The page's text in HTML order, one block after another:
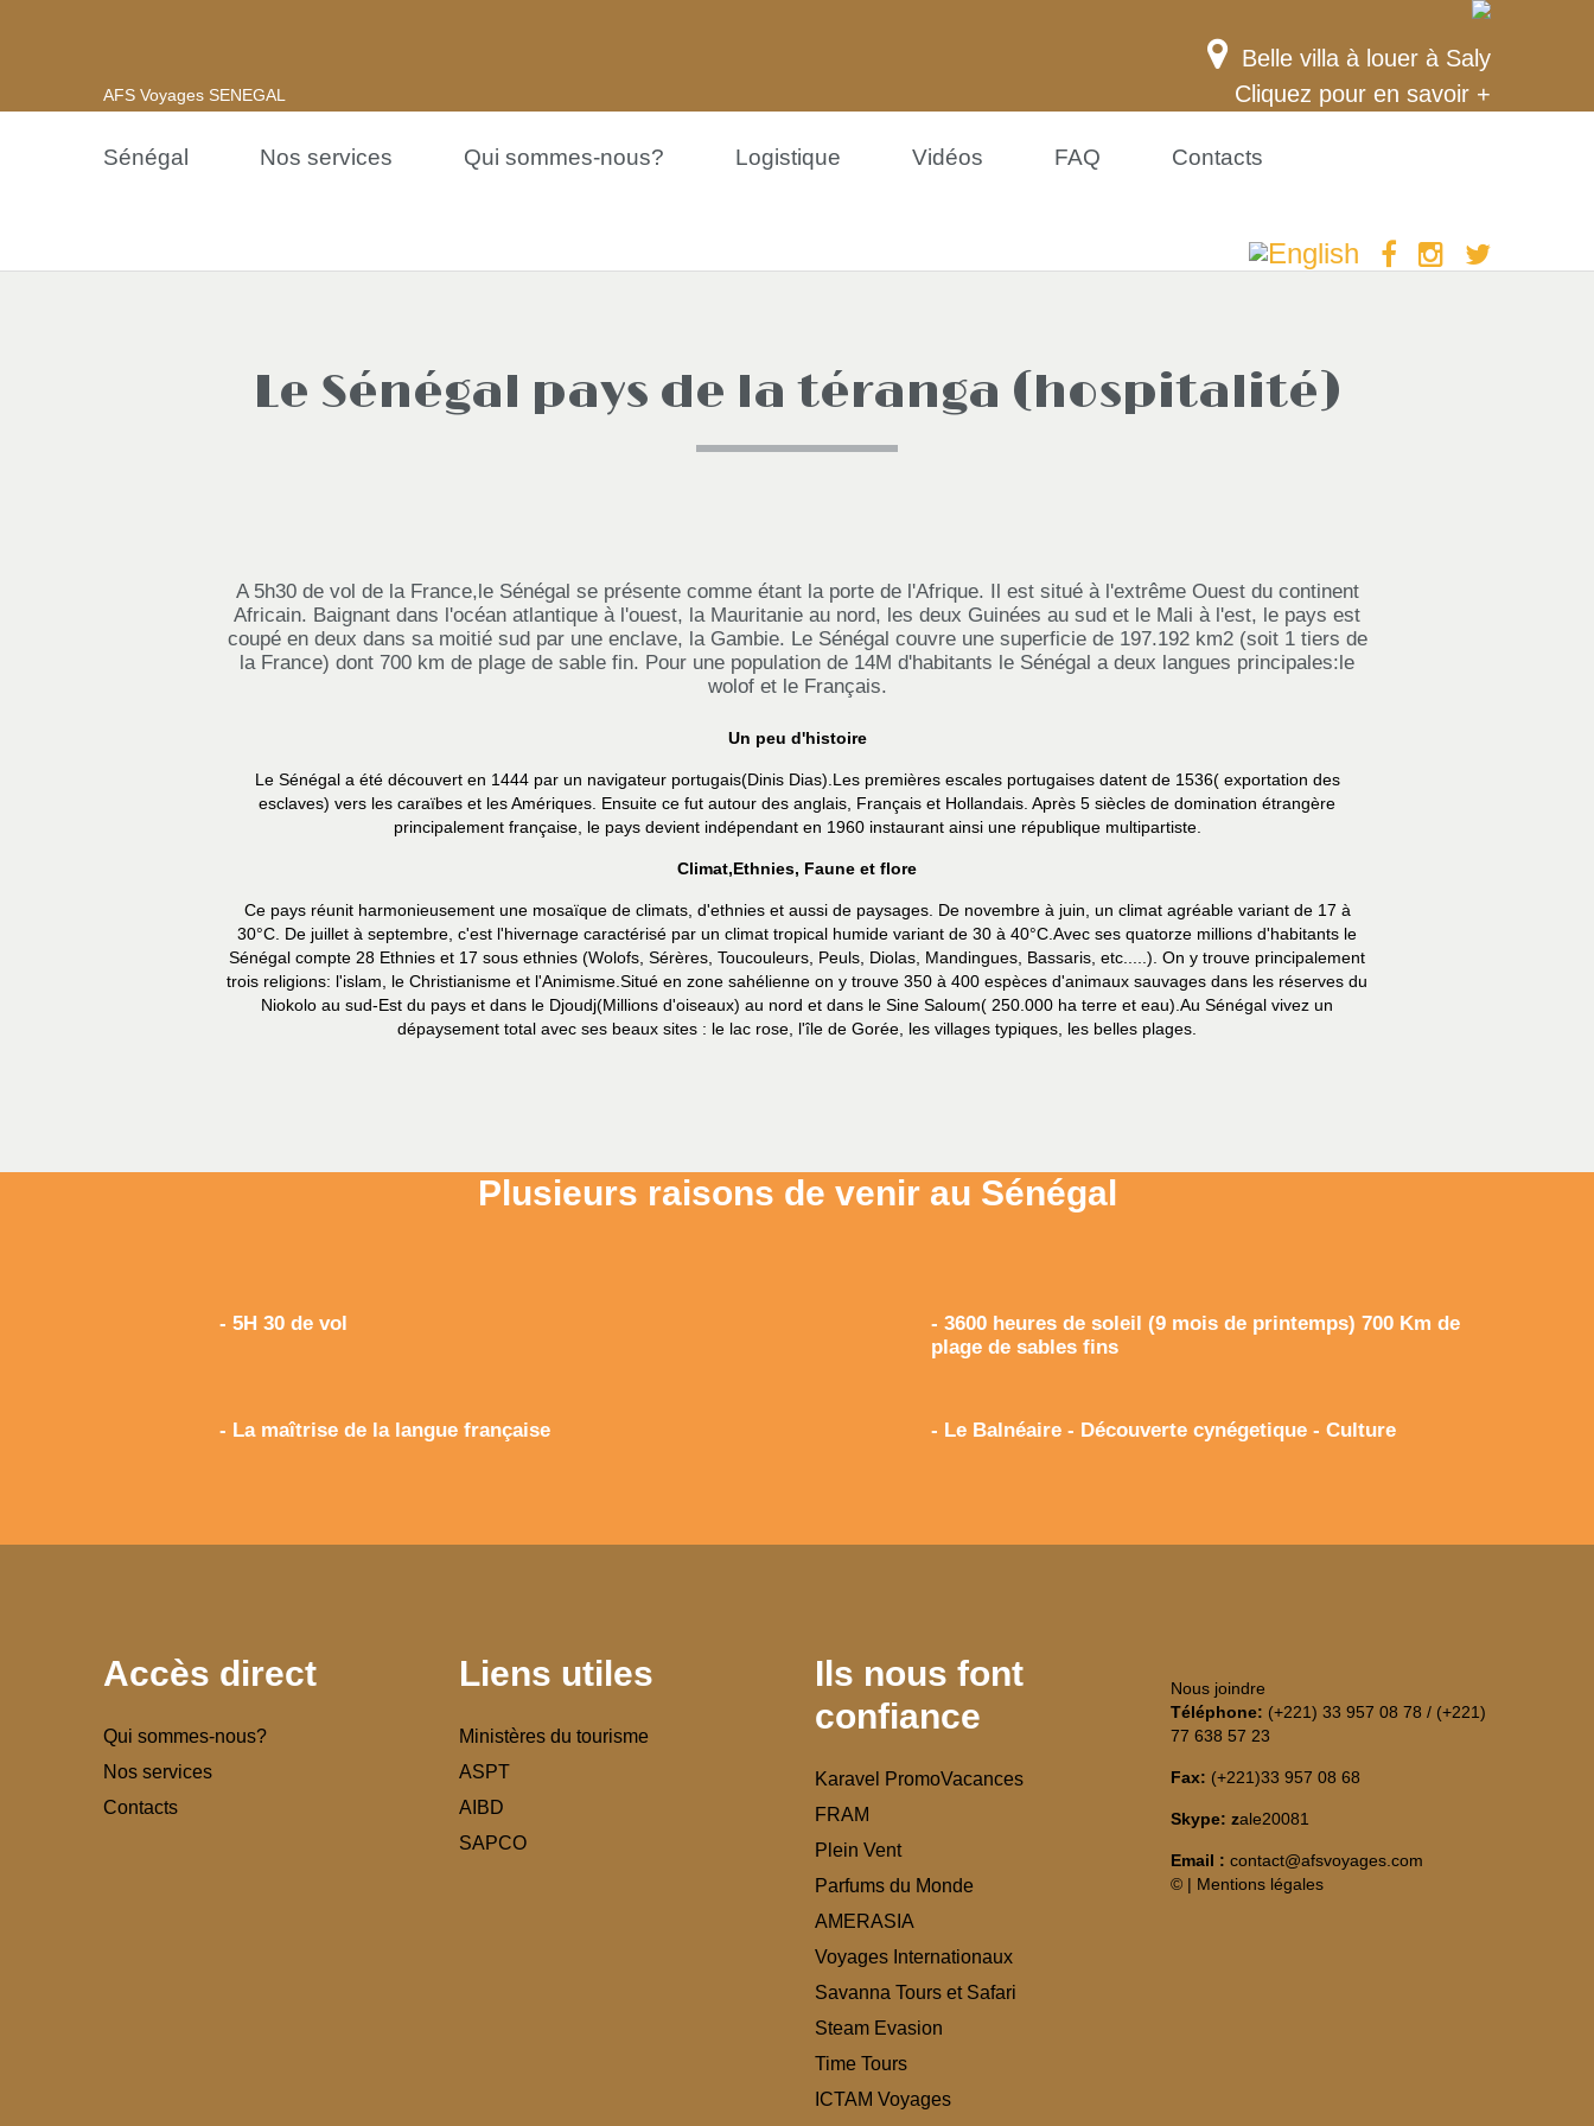
AFS Voyages SENEGAL
Belle villa à louer à Saly
Cliquez pour en savoir +
Sénégal Nos services Qui sommes-nous? Logistique Vidéos FAQ Contacts
Le Sénégal pays de la téranga (hospitalité)
A 5h30 de vol de la France,le Sénégal se présente comme étant la porte de l'Afrique. Il est situé à l'extrême Ouest du continent
Africain. Baignant dans l'océan atlantique à l'ouest, la Mauritanie au nord, les deux Guinées au sud et le Mali à l'est, le pays est
coupé en deux dans sa moitié sud par une enclave, la Gambie. Le Sénégal couvre une superficie de 197.192 km2 (soit 1 tiers de
la France) dont 700 km de plage de sable fin. Pour une population de 14M d'habitants le Sénégal a deux langues principales:le
wolof et le Français.
Un peu d'histoire
Le Sénégal a été découvert en 1444 par un navigateur portugais(Dinis Dias).Les premières escales portugaises datent de 1536( exportation des
esclaves) vers les caraïbes et les Amériques. Ensuite ce fut autour des anglais, Français et Hollandais. Après 5 siècles de domination étrangère
principalement française, le pays devient indépendant en 1960 instaurant ainsi une république multipartiste.
Climat,Ethnies, Faune et flore
Ce pays réunit harmonieusement une mosaïque de climats, d'ethnies et aussi de paysages. De novembre à juin, un climat agréable variant de 17 à
30°C. De juillet à septembre, c'est l'hivernage caractérisé par un climat tropical humide variant de 30 à 40°C.Avec ses quatorze millions d'habitants le
Sénégal compte 28 Ethnies et 17 sous ethnies (Wolofs, Sérères, Toucouleurs, Peuls, Diolas, Mandingues, Bassaris, etc.....). On y trouve principalement
trois religions: l'islam, le Christianisme et l'Animisme.Situé en zone sahélienne on y trouve 350 à 400 espèces d'animaux sauvages dans les réserves du
Niokolo au sud-Est du pays et dans le Djoudj(Millions d'oiseaux) au nord et dans le Sine Saloum( 250.000 ha terre et eau).Au Sénégal vivez un
dépaysement total avec ses beaux sites : le lac rose, l'île de Gorée, les villages typiques, les belles plages.
Plusieurs raisons de venir au Sénégal
- 5H 30 de vol
- 3600 heures de soleil (9 mois de printemps) 700 Km de
plage de sables fins
- La maîtrise de la langue française - Le Balnéaire - Découverte cynégetique - Culture
Accès direct
Qui sommes-nous?
Nos services
Contacts
Liens utiles
Ministères du tourisme
ASPT
AIBD
SAPCO
Ils nous font
confiance
Karavel PromoVacances
FRAM
Plein Vent
Parfums du Monde
AMERASIA
Voyages Internationaux
Savanna Tours et Safari
Steam Evasion
Time Tours
ICTAM Voyages
Nous joindre
Téléphone: (+221) 33 957 08 78 / (+221)
77 638 57 23
Fax: (+221)33 957 08 68
Skype: zale20081
Email : contact@afsvoyages.com
© | Mentions légales